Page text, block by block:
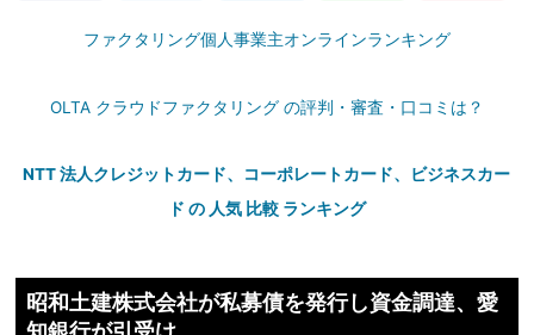
ファクタリング個人事業主オンラインランキング
OLTA クラウドファクタリング の評判・審査・口コミは？
NTT 法人クレジットカード、コーポレートカード、ビジネスカー
ド の 人気 比較 ランキング
昭和土建株式会社が私募債を発行し資金調達、愛